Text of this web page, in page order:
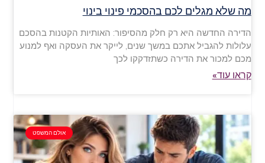
מה שלא מגלים לכם בהסכמי פינוי בינוי
הדירה החדשה היא רק חלק מהסיפור: האותיות הקטנות בהסכם
עלולות להגביל אתכם במשך שנים, לייקר את העסקה ואף למנוע
מכם למכור את הדירה כשתזדקקו לכך
קראו עוד»
אולם המשפט